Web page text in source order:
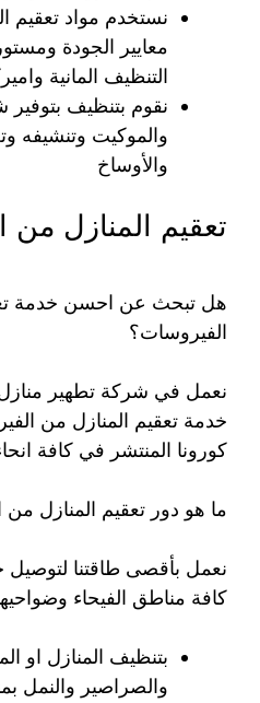
نستخدم مواد تعقيم
معايير الجودة
التنظيف المانية
نقوم بتنظيف
والموكيت وتنشيفه
والأوساخ
تعقيم المنازل من
هل تبحث عن احسن خدمة
الفيروسات؟
نعمل في شركة تطهير منازل
خدمة تعقيم المنازل من
كورونا المنتشر في كافة
ما هو دور تعقيم المنازل
نعمل بأقصى طاقتنا لتوصيل
كافة مناطق الفيحاء
بتنظيف المنازل او
والصراصير والنمل